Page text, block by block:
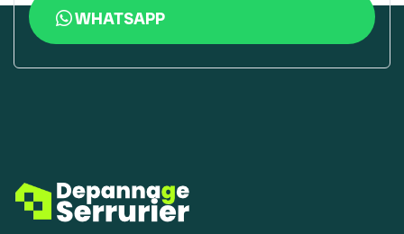
WHATSAPP